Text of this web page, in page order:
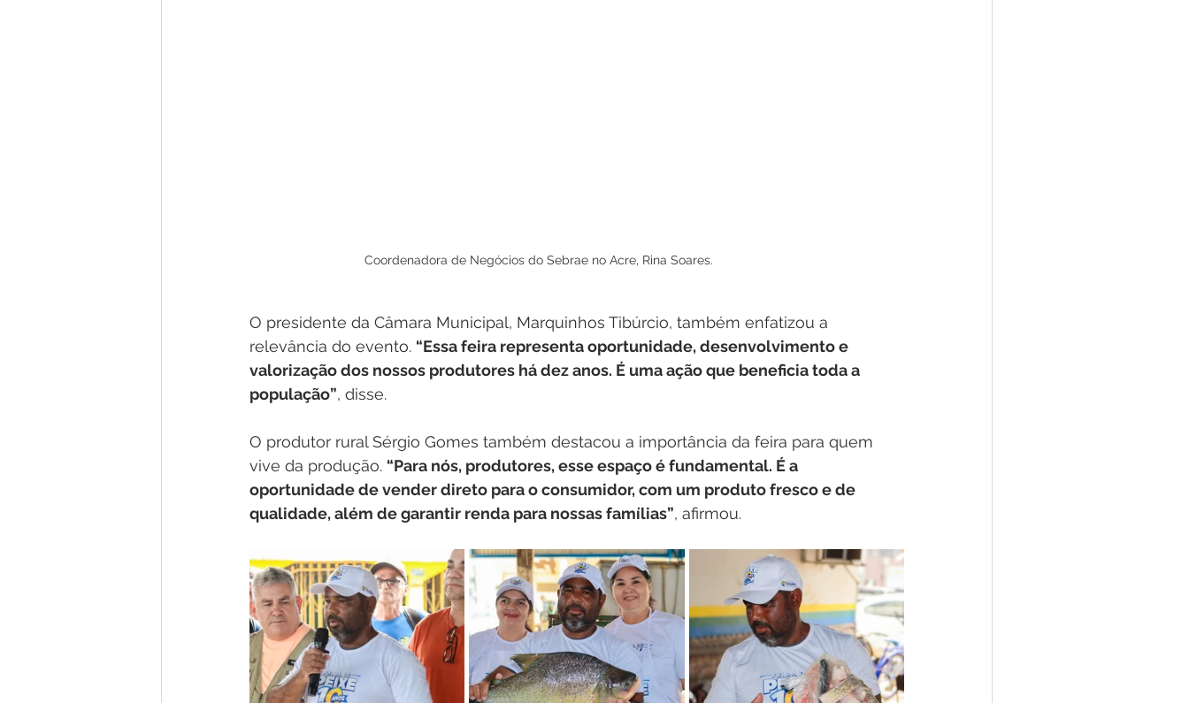
Coordenadora de Negócios do Sebrae no Acre, Rina Soares.
O presidente da Câmara Municipal, Marquinhos Tibúrcio, também enfatizou a
relevância do evento. “Essa feira representa oportunidade, desenvolvimento e
valorização dos nossos produtores há dez anos. É uma ação que beneficia toda a
população”, disse.
O produtor rural Sérgio Gomes também destacou a importância da feira para quem
vive da produção. “Para nós, produtores, esse espaço é fundamental. É a
oportunidade de vender direto para o consumidor, com um produto fresco e de
qualidade, além de garantir renda para nossas famílias”, afirmou.